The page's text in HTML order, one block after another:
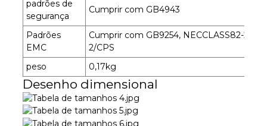
padrões de
segurança
Cumprir com GB4943
Padrões
EMC
Cumprir com GB9254, NECCLASS82-264
2/CPS
peso
0,17kg
Desenho dimensional